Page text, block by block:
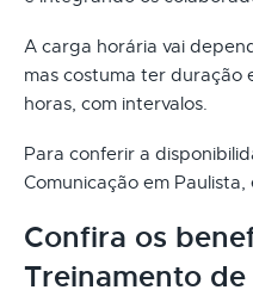
A carga horária vai
mas costuma ter duração
horas, com intervalos.
Para conferir a
Comunicação em
Confira os
Treinamento